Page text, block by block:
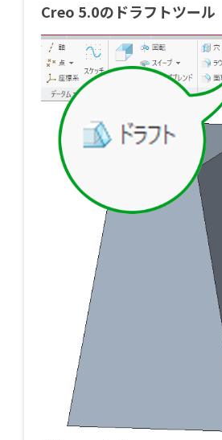
Creo 5.0のドラフトツール